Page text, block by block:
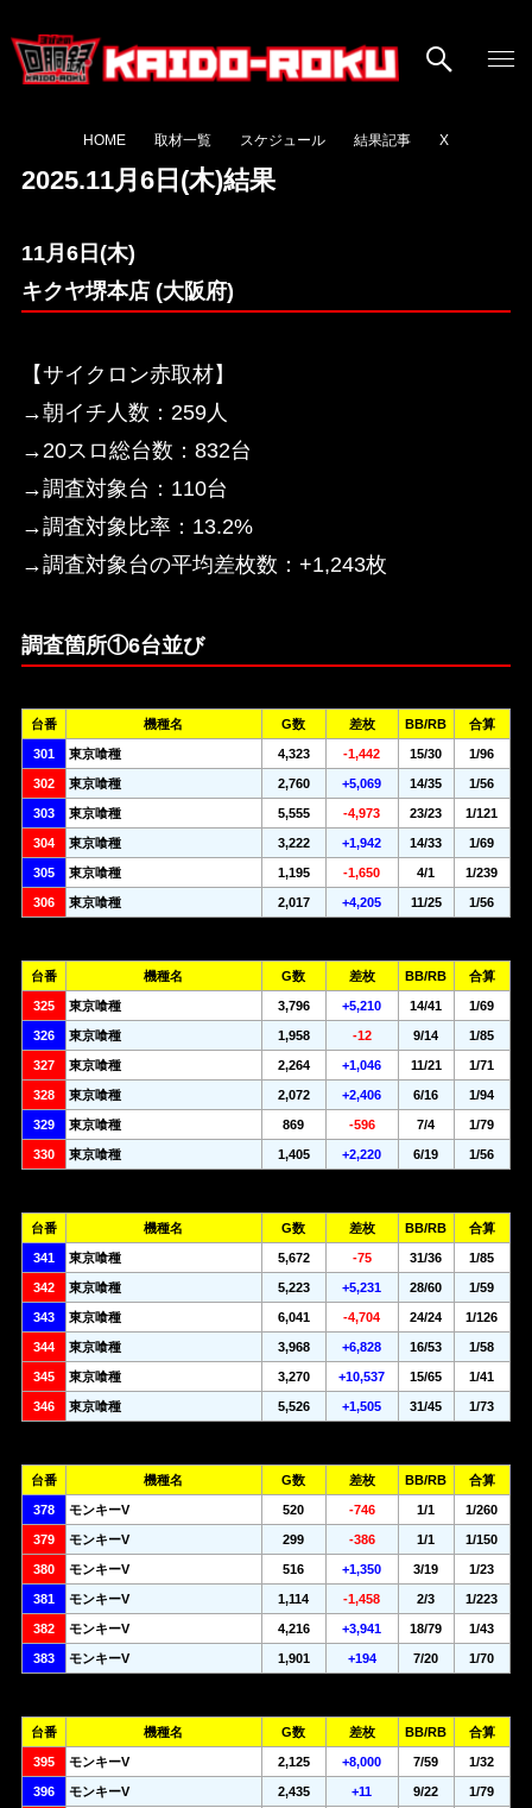
HOME 取材一覧 スケジュール 結果記事 X
2025.11月6日(木)結果
11月6日(木)
キクヤ堺本店 (大阪府)
【サイクロン赤取材】
→朝イチ人数：259人
→20スロ総台数：832台
→調査対象台：110台
→調査対象比率：13.2%
→調査対象台の平均差枚数：+1,243枚
調査箇所①6台並び
台番 機種名 G数 差枚 BB/RB 合算
301 東京喰種 4,323 -1,442 15/30 1/96
302 東京喰種 2,760 +5,069 14/35 1/56
303 東京喰種 5,555 -4,973 23/23 1/121
304 東京喰種 3,222 +1,942 14/33 1/69
305 東京喰種 1,195 -1,650 4/1 1/239
306 東京喰種 2,017 +4,205 11/25 1/56
台番 機種名 G数 差枚 BB/RB 合算
325 東京喰種 3,796 +5,210 14/41 1/69
326 東京喰種 1,958 -12 9/14 1/85
327 東京喰種 2,264 +1,046 11/21 1/71
328 東京喰種 2,072 +2,406 6/16 1/94
329 東京喰種 869 -596 7/4 1/79
330 東京喰種 1,405 +2,220 6/19 1/56
台番 機種名 G数 差枚 BB/RB 合算
341 東京喰種 5,672 -75 31/36 1/85
342 東京喰種 5,223 +5,231 28/60 1/59
343 東京喰種 6,041 -4,704 24/24 1/126
344 東京喰種 3,968 +6,828 16/53 1/58
345 東京喰種 3,270 +10,537 15/65 1/41
346 東京喰種 5,526 +1,505 31/45 1/73
台番 機種名 G数 差枚 BB/RB 合算
378 モンキーV 520 -746 1/1 1/260
379 モンキーV 299 -386 1/1 1/150
380 モンキーV 516 +1,350 3/19 1/23
381 モンキーV 1,114 -1,458 2/3 1/223
382 モンキーV 4,216 +3,941 18/79 1/43
383 モンキーV 1,901 +194 7/20 1/70
台番 機種名 G数 差枚 BB/RB 合算
395 モンキーV 2,125 +8,000 7/59 1/32
396 モンキーV 2,435 +11 9/22 1/79